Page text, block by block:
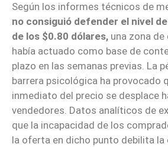
Según los informes técnicos de
no consiguió defender el nivel
de los $0.80 dólares, una zona
había actuado como base de
plazo en las semanas previas. La
barrera psicológica ha provocado
inmediato del precio se desplace
vendedores. Datos analíticos de
que la incapacidad de los
la oferta en dicho punto debilita